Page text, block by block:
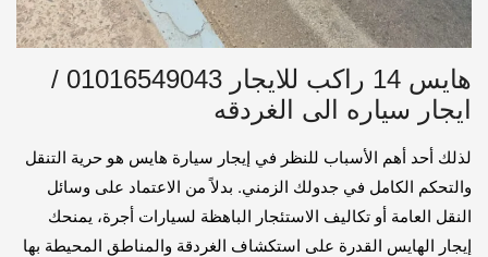
هايس 14 راكب للايجار 01016549043 /
ايجار سياره الى الغردقه
لذلك أحد أهم الأسباب للنظر في إيجار سيارة هايس هو حرية التنقل
والتحكم الكامل في جدولك الزمني. بدلاً من الاعتماد على وسائل
النقل العامة أو تكاليف الاستئجار الباهظة لسيارات أجرة، يمنحك
إيجار الهايس القدرة على استكشاف الغردقة والمناطق المحيطة بها